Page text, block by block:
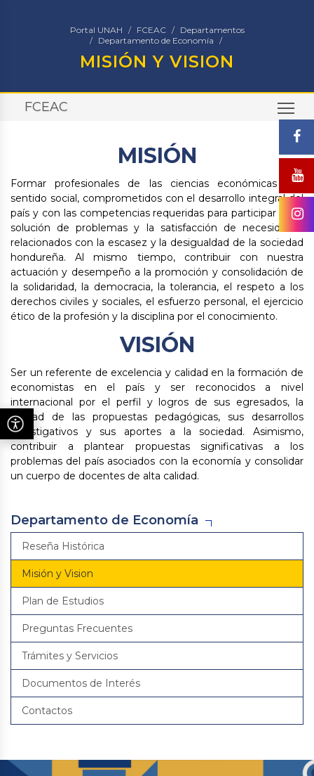
Portal UNAH FCEAC
Departamentos
Departamento de Economía
MISIÓN Y VISION
FCEAC
MISIÓN
Formar profesionales de las ciencias económicas con
sentido social, comprometidos con el desarrollo integral del
país y con las competencias requeridas para participar en la
solución de problemas y la satisfacción de necesidades
relacionados con la escasez y la desigualdad de la sociedad
hondureña. Al mismo tiempo, contribuir con nuestra
actuación y desempeño a la promoción y consolidación de
la solidaridad, la democracia, la tolerancia, el respeto a los
derechos civiles y sociales, el esfuerzo personal, el ejercicio
ético de la profesión y la disciplina por el conocimiento.
VISIÓN
Ser un referente de excelencia y calidad en la formación de
economistas en el país y ser reconocidos a nivel
internacional por el perfil y logros de sus egresados, la
calidad de las propuestas pedagógicas, sus desarrollos
investigativos y sus aportes a la sociedad. Asimismo,
contribuir a plantear propuestas significativas a los
problemas del país asociados con la economía y consolidar
un cuerpo de docentes de alta calidad.
Departamento de Economía
Reseña Histórica
Misión y Vision
Plan de Estudios
Preguntas Frecuentes
Trámites y Servicios
Documentos de Interés
Contactos